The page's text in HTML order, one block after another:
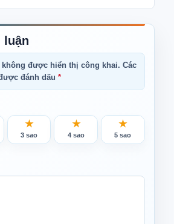
luận
không được hiển thị công khai. Các
đánh dấu *
★
3 sao
★
4 sao
★
5 sao